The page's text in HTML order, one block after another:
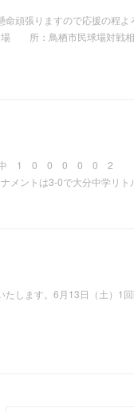
頑張りますので応援の程よ
所：鳥栖市民球場対戦相
ルシニア大分中 1 0
は3-0で大分中学リトル
たします。6月13日（土）1